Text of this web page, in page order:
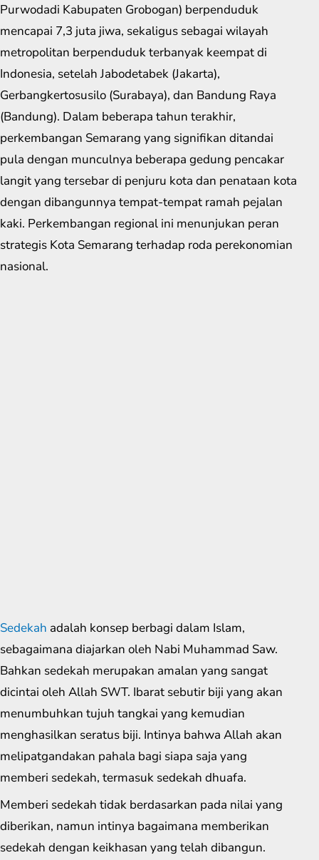
Purwodadi Kabupaten Grobogan) berpenduduk
mencapai 7,3 juta jiwa, sekaligus sebagai wilayah
metropolitan berpenduduk terbanyak keempat di
Indonesia, setelah Jabodetabek (Jakarta),
Gerbangkertosusilo (Surabaya), dan Bandung Raya
(Bandung). Dalam beberapa tahun terakhir,
perkembangan Semarang yang signifikan ditandai
pula dengan munculnya beberapa gedung pencakar
langit yang tersebar di penjuru kota dan penataan kota
dengan dibangunnya tempat-tempat ramah pejalan
kaki. Perkembangan regional ini menunjukan peran
strategis Kota Semarang terhadap roda perekonomian
nasional.
Sedekah adalah konsep berbagi dalam Islam,
sebagaimana diajarkan oleh Nabi Muhammad Saw.
Bahkan sedekah merupakan amalan yang sangat
dicintai oleh Allah SWT. Ibarat sebutir biji yang akan
menumbuhkan tujuh tangkai yang kemudian
menghasilkan seratus biji. Intinya bahwa Allah akan
melipatgandakan pahala bagi siapa saja yang
memberi sedekah, termasuk sedekah dhuafa.
Memberi sedekah tidak berdasarkan pada nilai yang
diberikan, namun intinya bagaimana memberikan
sedekah dengan keikhasan yang telah dibangun.